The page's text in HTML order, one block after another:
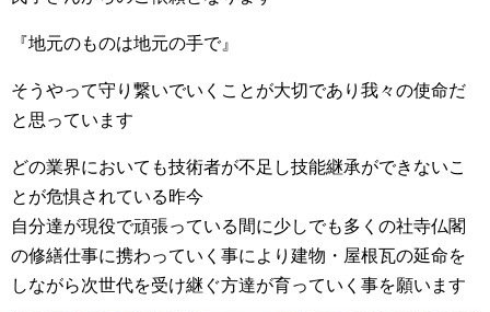
『地元のものは地元の手で』
そうやって守り繋いでいくことが大切であり我々の使命だ
と思っています
どの業界においても技術者が不足し技能継承ができないこ
とが危惧されている昨今
自分達が現役で頑張っている間に少しでも多くの社寺仏閣
の修繕仕事に携わっていく事により建物・屋根瓦の延命を
しながら次世代を受け継ぐ方達が育っていく事を願います